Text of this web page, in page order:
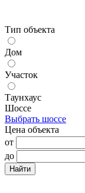
Тип объекта
Дом
Участок
Таунхаус
Шоссе
Выбрать шоссе
Цена объекта
от
до
Найти